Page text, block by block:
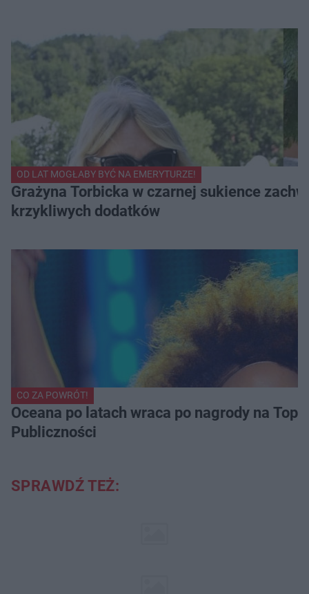
OD LAT MOGŁABY BYĆ NA EMERYTURZE!
Grażyna Torbicka w czarnej sukience
krzykliwych dodatków
CO ZA POWRÓT!
Oceana po latach wraca po nagrody na Top
Publiczności
SPRAWDŹ TEŻ: